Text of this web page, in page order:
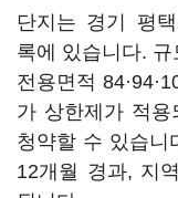
단지는 경기 평
록에 있습니다.
전용면적
가 상한제가 적용
청약할 수 있습니
12개월 경과, 지